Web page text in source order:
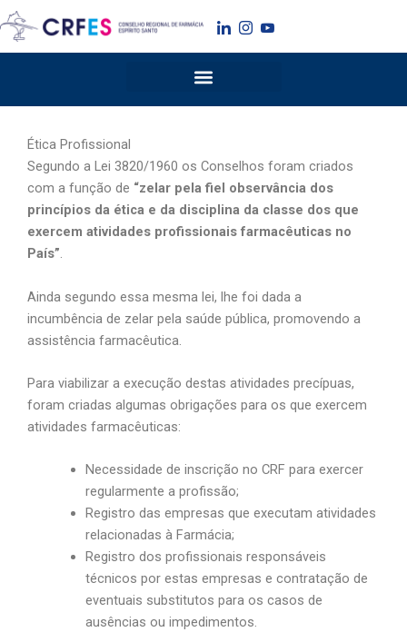
para
o
Ética Profissional
Segundo a Lei 3820/1960 os Conselhos foram criados
com a função de “zelar pela fiel observância dos
princípios da ética e da disciplina da classe dos que
exercem atividades profissionais farmacêuticas no
País”.
Ainda segundo essa mesma lei, lhe foi dada a
incumbência de zelar pela saúde pública, promovendo a
assistência farmacêutica.
Para viabilizar a execução destas atividades precípuas,
foram criadas algumas obrigações para os que exercem
atividades farmacêuticas:
Necessidade de inscrição no CRF para exercer
regularmente a profissão;
Registro das empresas que executam atividades
relacionadas à Farmácia;
Registro dos profissionais responsáveis
técnicos por estas empresas e contratação de
eventuais substitutos para os casos de
ausências ou impedimentos.